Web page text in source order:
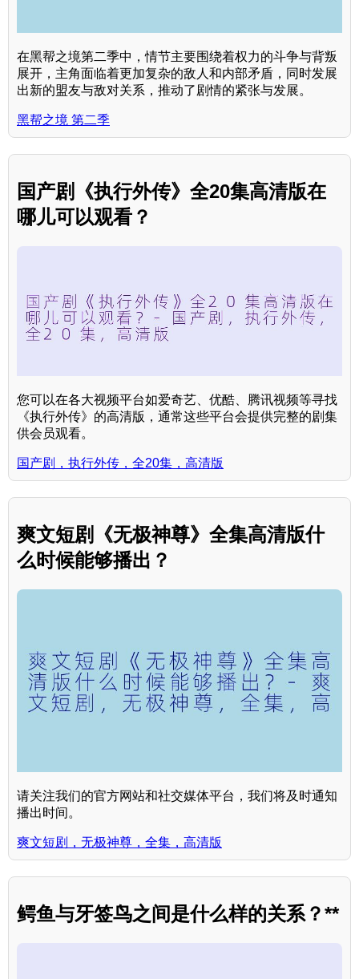
在黑帮之境第二季中，情节主要围绕着权力的斗争与背叛
展开，主角面临着更加复杂的敌人和内部矛盾，同时发展
出新的盟友与敌对关系，推动了剧情的紧张与发展。
黑帮之境 第二季
国产剧《执行外传》全20集高清版在
哪儿可以观看？
您可以在各大视频平台如爱奇艺、优酷、腾讯视频等寻找
《执行外传》的高清版，通常这些平台会提供完整的剧集
供会员观看。
国产剧，执行外传，全20集，高清版
爽文短剧《无极神尊》全集高清版什
么时候能够播出？
请关注我们的官方网站和社交媒体平台，我们将及时通知
播出时间。
爽文短剧，无极神尊，全集，高清版
鳄鱼与牙签鸟之间是什么样的关系？**